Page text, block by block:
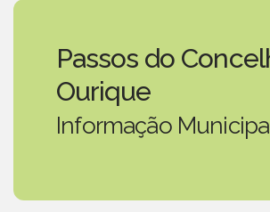
Passos do
Ourique
Informação